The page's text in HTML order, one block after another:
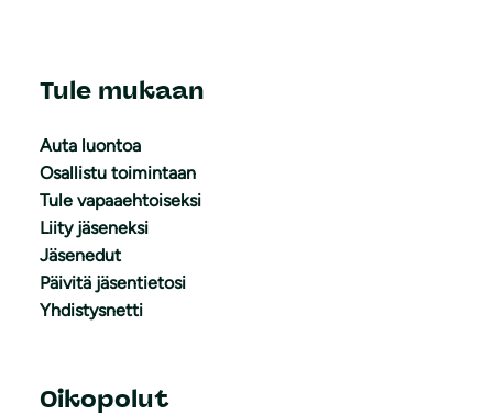
Tule mukaan
Auta luontoa
Osallistu toimintaan
Tule vapaaehtoiseksi
Liity jäseneksi
Jäsenedut
Päivitä jäsentietosi
Yhdistysnetti
Oikopolut